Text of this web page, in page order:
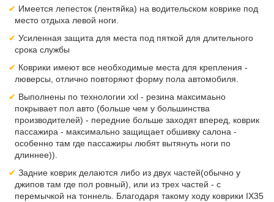
Имеется лепесток (лентяйка) на водительском коврике под
место отдыха левой ноги.
Усиленная защита для места под пяткой для длительного
срока службы
Коврики имеют все необходимые места для крепления -
люверсы, отлично повторяют форму пола автомобиля.
Выполнены по технологии xxl - резина максимаьно
покрывает пол авто (больше чем у большинства
производителей) - передние больше заходят вперед, коврик
пассажира - максимально защищает обшивку салона -
особенно там где пассажиры любят вытянуть ноги по
длиннее)).
Задние коврик делаются либо из двух частей(обычно у
джипов там где пол ровный), или из трех частей - с
перемычкой на тоннель. Благодаря такому ходу коврики IX35